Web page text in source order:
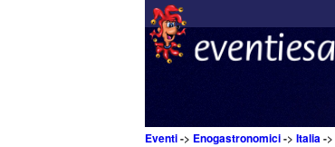
Eventi-> Enogastronomici-> Italia->